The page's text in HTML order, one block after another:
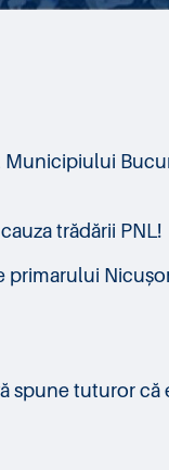
trădării PNL!
primarului
spune tuturor că